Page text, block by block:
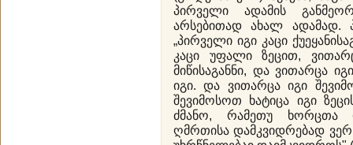
პირველი ადამის
არსებითად ახალ ადამად.
„პირველი იგი კაცი
კაცი უფალი ზეცით,
მიწისაგანნი, და ვითარცა
იგი. და ვითარცა იგი
შევიმოსოთ ხატიცა იგი
ძმანო, რამეთუ ხორცთა
ღმრთისა დამკვიდრებად